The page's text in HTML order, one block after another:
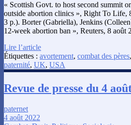
« Scottish Govt. to host second summit
outside abortion clinics », Right To Life,
3 p.). Borter (Gabriella), Jenkins
12-week abortion ban », Reuters, 8
Lire l’article
Étiquettes : avortement, combat des pères,
paternité, UK, USA
Revue de presse du 4
paternet
4 août 2022